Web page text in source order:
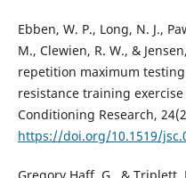
Ebben, W. P., Long, N. J.,
M., Clewien, R. W., &
repetition maximum
resistance training
Conditioning Research,
https://doi.org/10.1519/